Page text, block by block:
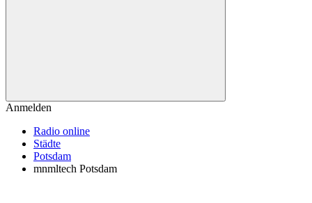
Anmelden
Radio online
Städte
Potsdam
mnmltech Potsdam